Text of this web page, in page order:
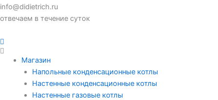
info@didietrich.ru
отвечаем в течение суток
Магазин
Напольные конденсационные котлы
Настенные конденсационные котлы
Настенные газовые котлы